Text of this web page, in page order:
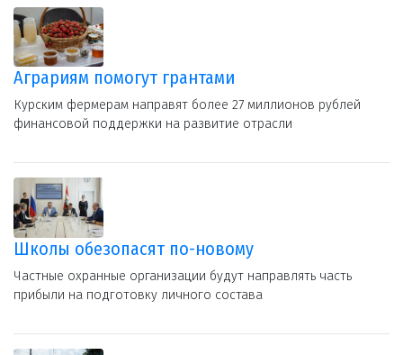
Аграриям помогут грантами
Курским фермерам направят более 27 миллионов рублей
финансовой поддержки на развитие отрасли
Школы обезопасят по-новому
Частные охранные организации будут направлять часть
прибыли на подготовку личного состава